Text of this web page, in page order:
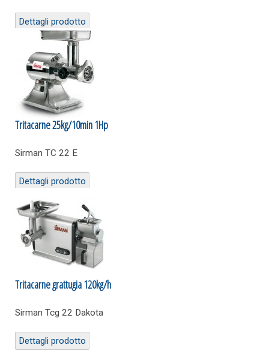
Dettagli prodotto
Tritacarne 25kg/10min 1Hp
Sirman TC 22 E
Dettagli prodotto
Tritacarne grattugia 120kg/h
Sirman Tcg 22 Dakota
Dettagli prodotto